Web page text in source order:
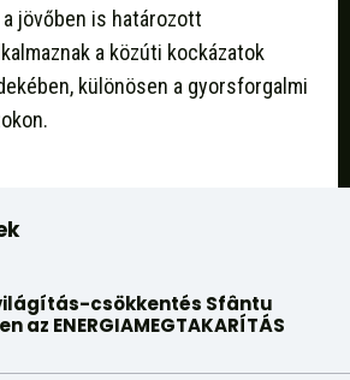
jövőben is határozott
a közúti kockázatok
különösen a gyorsforgalmi
csökkentés Sfântu
az ENERGIAMEGTAKARÍTÁS